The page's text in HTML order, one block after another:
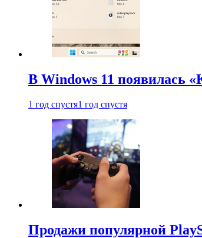
В Windows 11 появилась
1 год спустя1 год спустя
Продажи популярной